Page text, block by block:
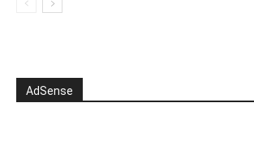
AdSense